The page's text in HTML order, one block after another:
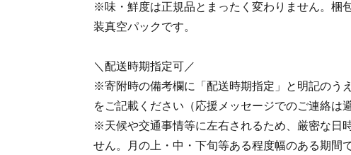
※味・鮮度は正規品とまったく変わりません。梱
装真空パックです。
＼配送時期指定可／
※寄附時の備考欄に「配送時期指定」と明記のう
をご記載ください（応援メッセージでのご連絡は
※天候や交通事情等に左右されるため、厳密な日
せん。月の上・中・下旬等ある程度幅のある期間